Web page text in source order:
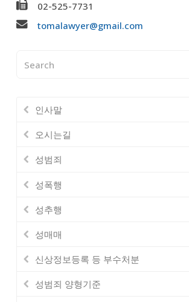
02-525-7731
tomalawyer@gmail.com
인사말
오시는길
성범죄
성폭행
성추행
성매매
신상정보등록 등 부수처분
성범죄 양형기준